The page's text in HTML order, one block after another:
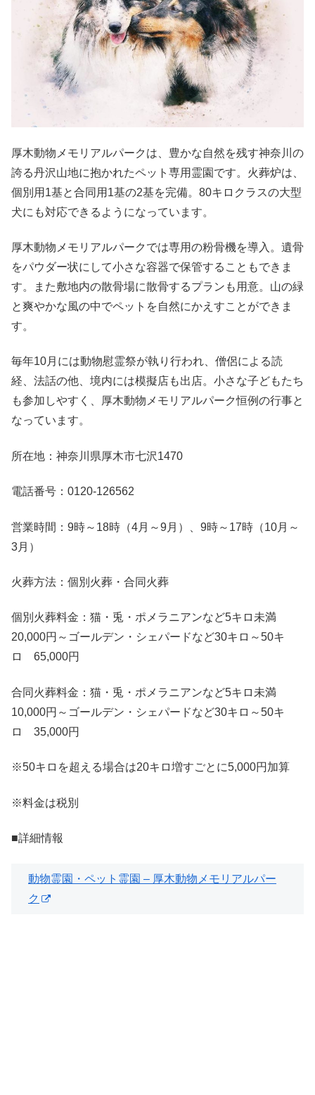
厚木動物メモリアルパークは、豊かな自然を残す神奈川の
誇る丹沢山地に抱かれたペット専用霊園です。火葬炉は、
個別用1基と合同用1基の2基を完備。80キロクラスの大型
犬にも対応できるようになっています。
厚木動物メモリアルパークでは専用の粉骨機を導入。遺骨
をパウダー状にして小さな容器で保管することもできま
す。また敷地内の散骨場に散骨するプランも用意。山の緑
と爽やかな風の中でペットを自然にかえすことができま
す。
毎年10月には動物慰霊祭が執り行われ、僧侶による読
経、法話の他、境内には模擬店も出店。小さな子どもたち
も参加しやすく、厚木動物メモリアルパーク恒例の行事と
なっています。
所在地：神奈川県厚木市七沢1470
電話番号：0120-126562
営業時間：9時～18時（4月～9月）、9時～17時（10月～
3月）
火葬方法：個別火葬・合同火葬
個別火葬料金：猫・兎・ポメラニアンなど5キロ未満
20,000円～ゴールデン・シェパードなど30キロ～50キ
ロ 65,000円
合同火葬料金：猫・兎・ポメラニアンなど5キロ未満
10,000円～ゴールデン・シェパードなど30キロ～50キ
ロ 35,000円
※50キロを超える場合は20キロ増すごとに5,000円加算
※料金は税別
■詳細情報
動物霊園・ペット霊園 – 厚木動物メモリアルパー
ク